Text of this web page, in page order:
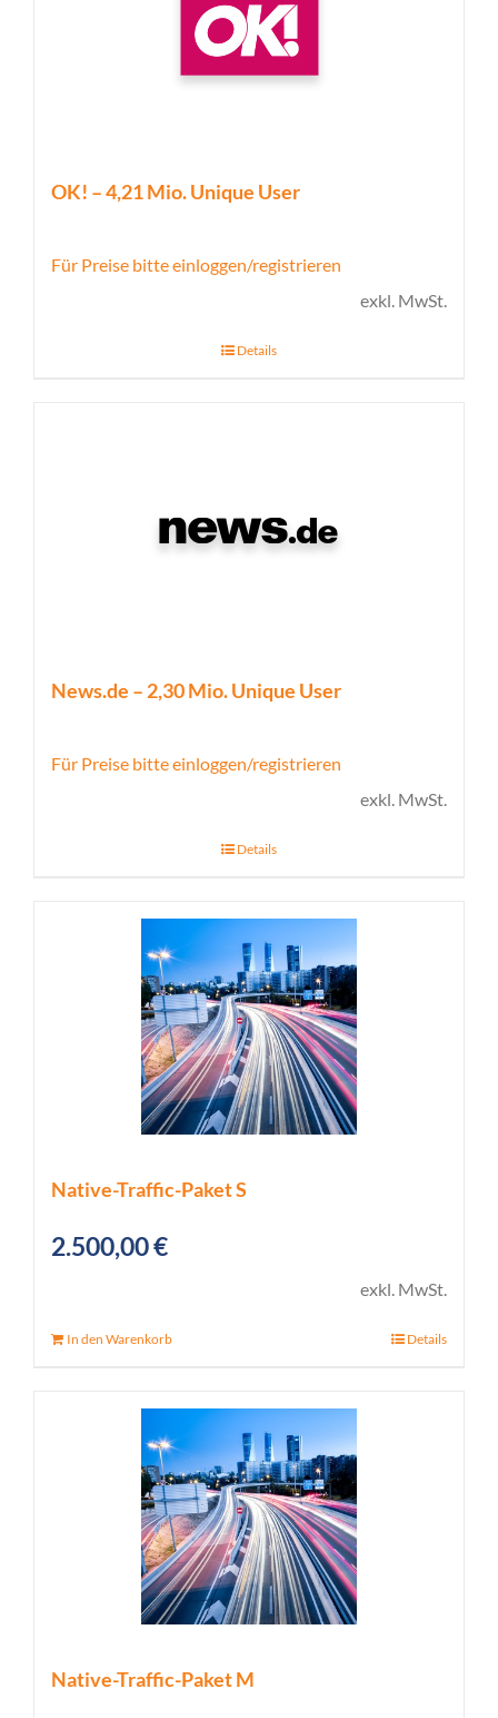
OK! – 4,21 Mio. Unique User
Für Preise bitte einloggen/registrieren
exkl. MwSt.
Details
News.de – 2,30 Mio. Unique User
Für Preise bitte einloggen/registrieren
exkl. MwSt.
Details
Native-Traffic-Paket S
2.500,00€
exkl. MwSt.
In den Warenkorb Details
Native-Traffic-Paket M